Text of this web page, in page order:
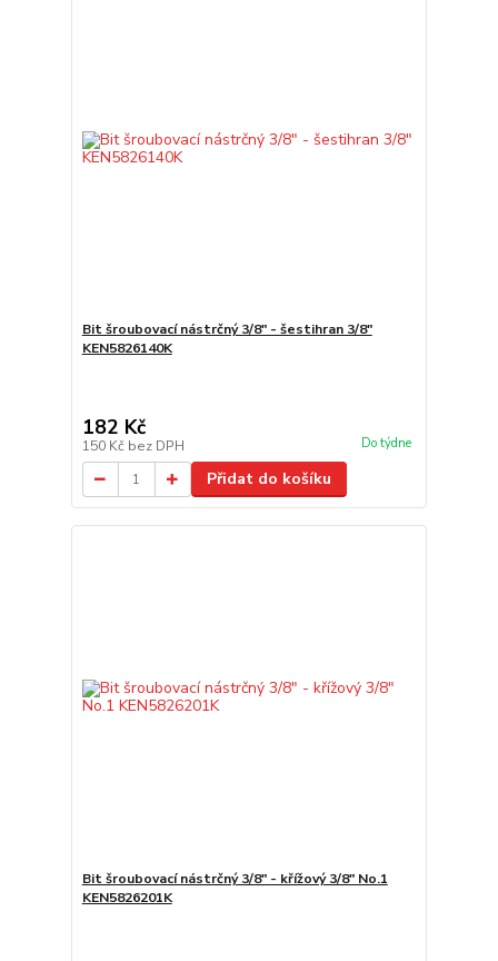
Bit šroubovací nástrčný 3/8" - šestihran 3/8"
KEN5826140K
182 Kč
150 Kč bez DPH Do týdne
Přidat do košíku
Bit šroubovací nástrčný 3/8" - křížový 3/8" No.1
KEN5826201K